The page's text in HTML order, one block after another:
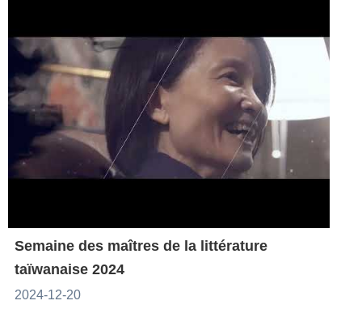
Semaine des maîtres de la littérature
taïwanaise 2024
2024-12-20